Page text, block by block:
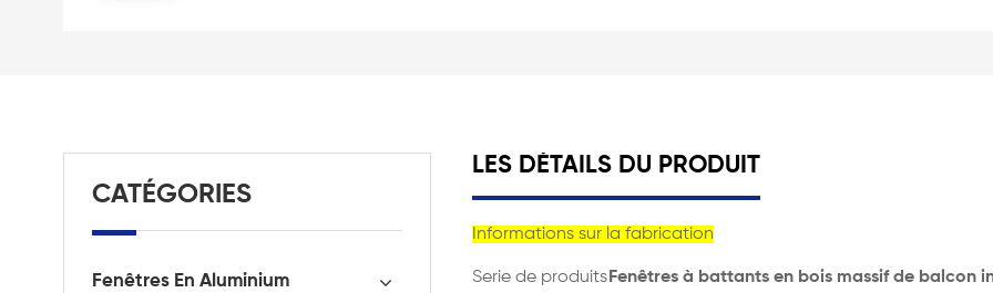
LES DÉTAILS DU PRODUIT
Informations sur la fabrication
Serie de produits Fenêtres à battants en bois massif de balcon
CATÉGORIES
Fenêtres En Aluminium